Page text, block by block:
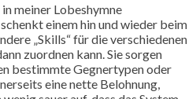
meiner Lobeshymne
schenkt einem hin und wieder beim
„Skills“ für die verschiedenen
zuordnen kann. Sie sorgen
bestimmte Gegnertypen oder
eine nette Belohnung,